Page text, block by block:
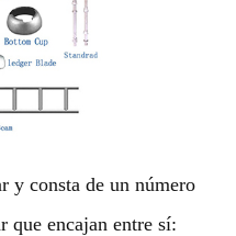
y consta de un número
que encajan entre sí: